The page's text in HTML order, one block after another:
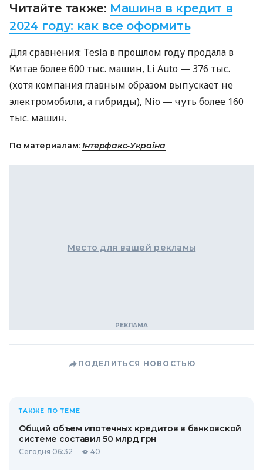
Читайте также: Машина в кредит в
2024 году: как все оформить
Для сравнения: Tesla в прошлом году продала в
Китае более 600 тыс. машин, Li Auto — 376 тыс.
(хотя компания главным образом выпускает не
электромобили, а гибриды), Nio — чуть более 160
тыс. машин.
По материалам: Інтерфакс-Україна
Место для вашей рекламы
ПОДЕЛИТЬСЯ НОВОСТЬЮ
ТАКЖЕ ПО ТЕМЕ
Общий объем ипотечных кредитов в банковской
системе составил 50 млрд грн
Сегодня 06:32 40